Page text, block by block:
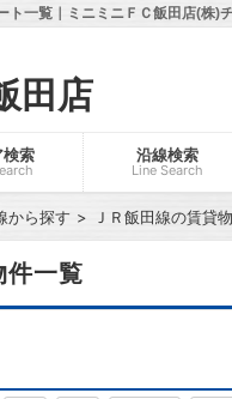
ト一覧｜ミニミニＦＣ飯田店(株)
田店
検索 沿線検索
Line Search
から探す ＪＲ飯田線の賃貸
件一覧